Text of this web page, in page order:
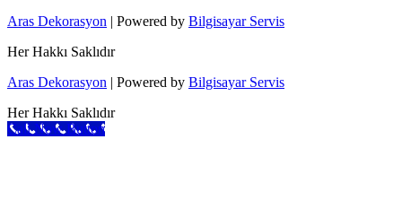
Aras Dekorasyon | Powered by Bilgisayar Servis
Her Hakkı Saklıdır
Aras Dekorasyon | Powered by Bilgisayar Servis
Her Hakkı Saklıdır
Call Now Button